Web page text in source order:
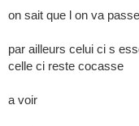
on sait que l on va
par ailleurs celui ci s
celle ci reste cocasse
a voir